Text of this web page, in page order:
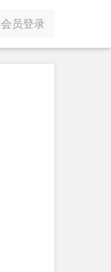
会员登录